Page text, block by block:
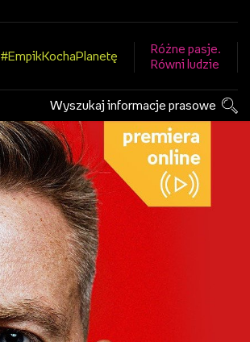
#EmpikKochaPlanetę
Różne pasje.
Równi ludzie
Wyszukaj informacje prasowe